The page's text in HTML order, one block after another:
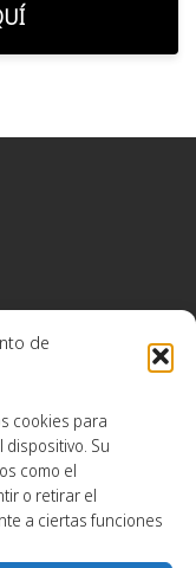
de
cookies para
Su
como el
o retirar el
a ciertas funciones